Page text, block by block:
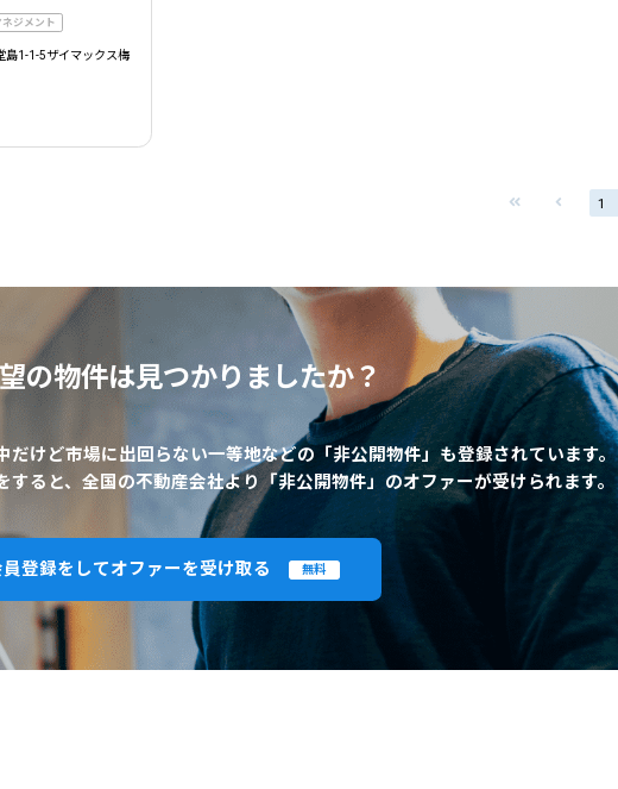
ジメント
島1-1-5ザイマックス梅
の物件は見つかりましたか？
だけど市場に出回らない一等地などの「非公開物件」も登録されています。
すると、全国の不動産会社より「非公開物件」のオファーが受けられます。
登録をしてオファーを受け取る 無料